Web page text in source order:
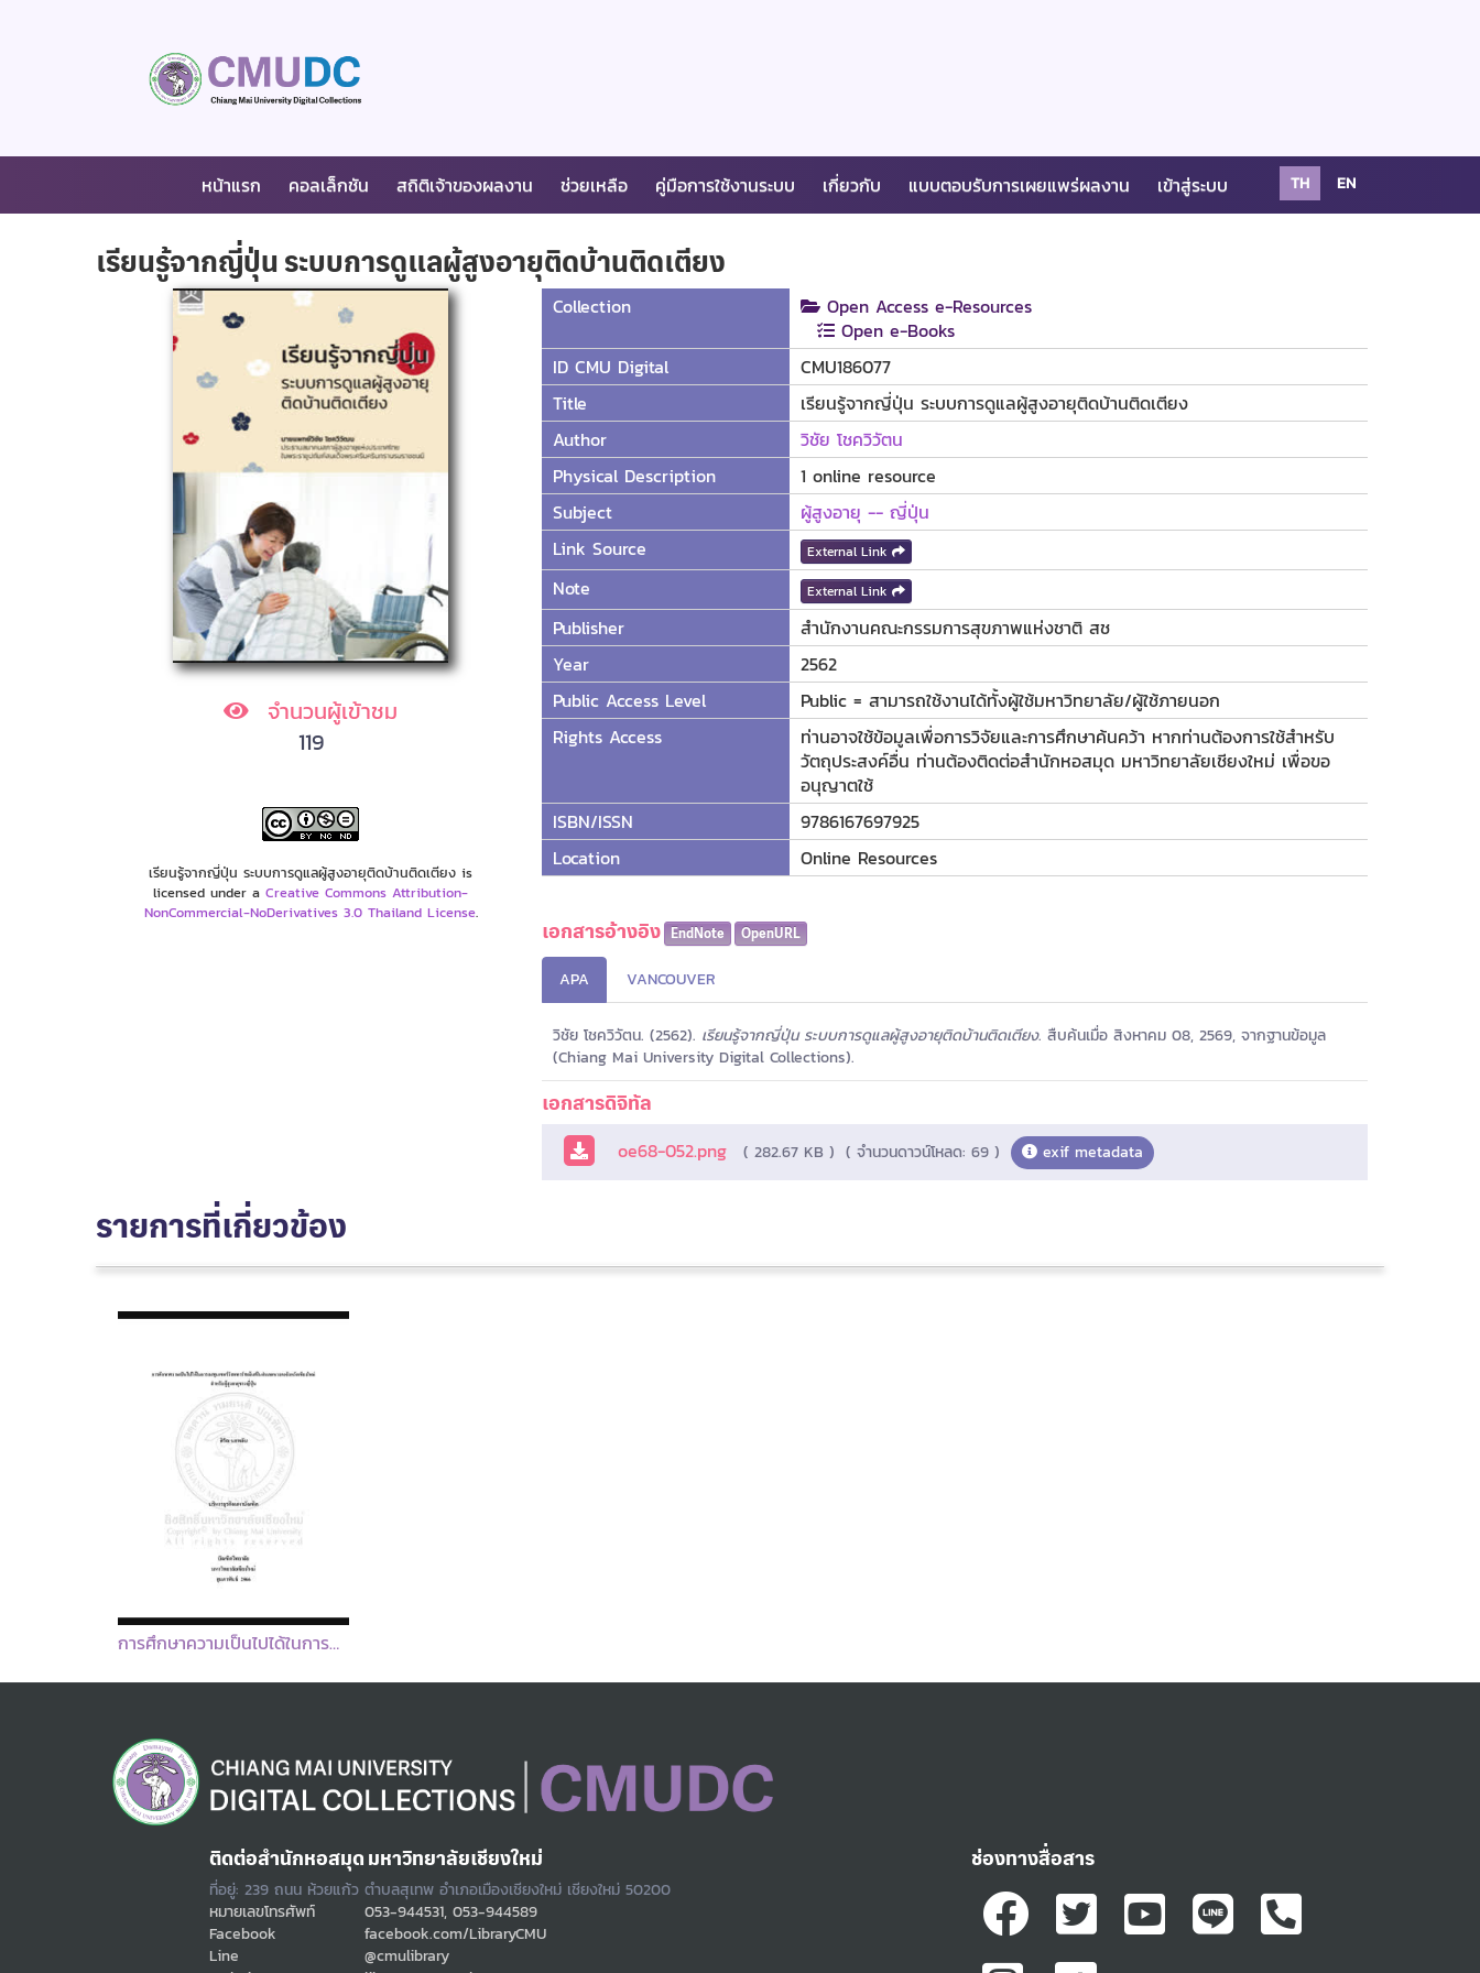
หน้าแรก คอลเล็กชัน สถิติเจ้าของผลงาน ช่วยเหลือ คู่มือการใช้งานระบบ เกี่ยวกับ แบบตอบรับการเผยแพร่ผลงาน เข้าสู่ระบบ TH EN
เรียนรู้จากญี่ปุ่น ระบบการดูแลผู้สูงอายุติดบ้านติดเตียง
จำนวนผู้เข้าชม
119
เรียนรู้จากญี่ปุ่น ระบบการดูแลผู้สูงอายุติดบ้านติดเตียง is
licensed under a Creative Commons Attribution-
NonCommercial-NoDerivatives 3.0 Thailand License.
Collection
Open Access e-Resources
Open e-Books
ID CMU Digital
CMU186077
Title
เรียนรู้จากญี่ปุ่น ระบบการดูแลผู้สูงอายุติดบ้านติดเตียง
Author
วิชัย โชควิวัตน
Physical Description
1 online resource
Subject
ผู้สูงอายุ -- ญี่ปุ่น
Link Source
External Link
Note External Link
Publisher
สำนักงานคณะกรรมการสุขภาพแห่งชาติ สช
Year
2562
Public Access Level
Public = สามารถใช้งานได้ทั้งผู้ใช้มหาวิทยาลัย/ผู้ใช้ภายนอก
Rights Access
ท่านอาจใช้ข้อมูลเพื่อการวิจัยและการศึกษาค้นคว้า หากท่านต้องการใช้สำหรับ
วัตถุประสงค์อื่น ท่านต้องติดต่อสำนักหอสมุด มหาวิทยาลัยเชียงใหม่ เพื่อขอ
อนุญาตใช้
ISBN/ISSN
9786167697925
Location
Online Resources
เอกสารอ้างอิง EndNote OpenURL
APA VANCOUVER
วิชัย โชควิวัตน. (2562). เรียนรู้จากญี่ปุ่น ระบบการดูแลผู้สูงอายุติดบ้านติดเตียง. สืบค้นเมื่อ สิงหาคม 08, 2569, จากฐานข้อมูล
(Chiang Mai University Digital Collections).
เอกสารดิจิทัล
oe68-052.png ( 282.67 KB ) ( จำนวนดาวน์โหลด: 69 ) exif metadata
รายการที่เกี่ยวข้อง
การศึกษาความเป็นไปได้ในการลงทุนเซอร์วิสอพาร์ทเม้นท์ ในอำเภอหางดงจังหวัดเชียงใหม่สำหรับผู้สูงอายุชาวญี่ปุ่น
ติดต่อสำนักหอสมุด มหาวิทยาลัยเชียงใหม่
ที่อยู่: 239 ถนน ห้วยแก้ว ตำบลสุเทพ อำเภอเมืองเชียงใหม่ เชียงใหม่ 50200
หมายเลขโทรศัพท์ 053-944531, 053-944589
Facebook
facebook.com/LibraryCMU
Line
@cmulibrary
ช่องทางสื่อสาร